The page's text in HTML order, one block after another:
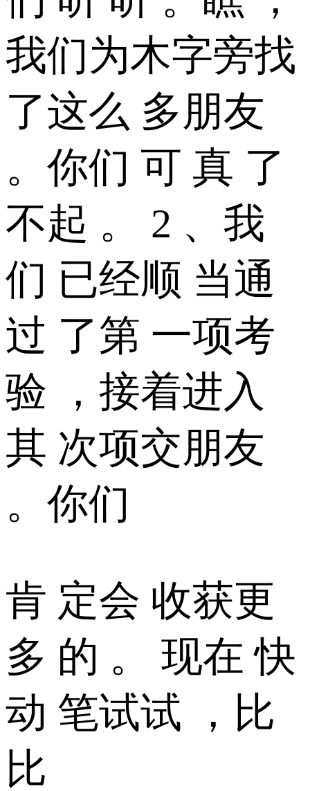
我们为木字旁找
了这么 多朋友
。你们 可 真 了
不起 。 2 、我
们 已经顺 当通
过 了第 一项考
验 ，接着进入
其 次项交朋友
。你们
肯 定会 收获更
多 的 。 现在 快
动 笔试试 ，比
比